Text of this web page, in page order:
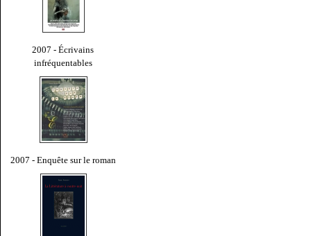
2007 - Écrivains
infréquentables
2007 - Enquête sur le roman